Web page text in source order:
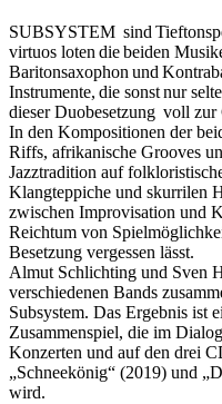
SUBSYSTEM sind
virtuos loten die beiden
Baritonsaxophon und
Instrumente, die sonst nur
dieser Duobesetzung voll zur
In den Kompositionen der
Riffs, afrikanische Grooves
Jazztradition auf
Klangteppiche und skurrilen
zwischen Improvisation und
Reichtum von
Besetzung vergessen lässt.
Almut Schlichting und Sven
verschiedenen Bands
Subsystem. Das Ergebnis ist
Zusammenspiel, die im
Konzerten und auf den drei
„Schneekönig“ (2019) und
wird.